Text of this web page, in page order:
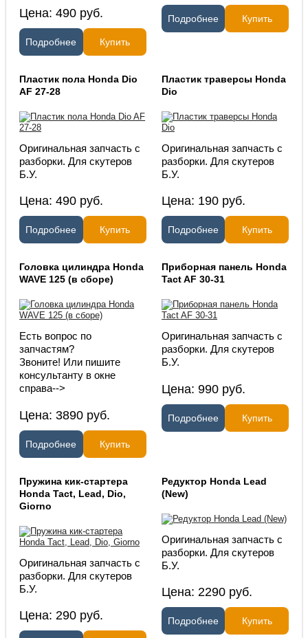
Цена:490 руб.
Подробнее Купить
Подробнее Купить
Пластик пола Honda Dio
AF 27-28
Оригинальная запчасть с
разборки. Для скутеров
Б.У.
Цена:490 руб.
Подробнее Купить
Пластик траверсы Honda
Dio
Оригинальная запчасть с
разборки. Для скутеров
Б.У.
Цена: 190 руб.
Подробнее Купить
Головка цилиндра Honda
WAVE 125 (в сборе)
Есть вопрос по
запчастям?
Звоните! Или пишите
консультанту в окне
справа-->
Цена:3890 руб.
Подробнее Купить
Приборная панель Honda
Tact AF 30-31
Оригинальная запчасть с
разборки. Для скутеров
Б.У.
Цена: 990 руб.
Подробнее Купить
Пружина кик-стартера
Honda Tact, Lead, Dio,
Giorno
Оригинальная запчасть с
разборки. Для скутеров
Б.У.
Цена:290 руб.
Редуктор Honda Lead
(New)
Оригинальная запчасть с
разборки. Для скутеров
Б.У.
Цена: 2290 руб.
Подробнее Купить